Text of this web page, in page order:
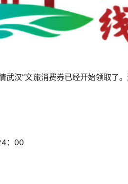
武汉”文旅消费券已经开始领取了
：00